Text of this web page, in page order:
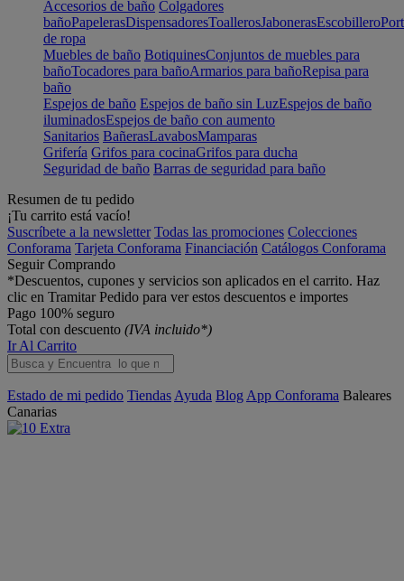
Accesorios de baño Colgadores
bañoPapelerasDispensadoresToallerosJabonerasEscobillero
de ropa
Muebles de baño BotiquinesConjuntos de muebles para
bañoTocadores para bañoArmarios para bañoRepisa para
baño
Espejos de baño Espejos de baño sin LuzEspejos de baño
iluminadosEspejos de baño con aumento
Sanitarios BañerasLavabosMamparas
Grifería Grifos para cocinaGrifos para ducha
Seguridad de baño Barras de seguridad para baño
Resumen de tu pedido
¡Tu carrito está vacío!
Suscríbete a la newsletter Todas las promociones Colecciones
Conforama Tarjeta Conforama Financiación Catálogos Conforama
Seguir Comprando
*Descuentos, cupones y servicios son aplicados en el carrito. Haz
clic en Tramitar Pedido para ver estos descuentos e importes
Pago 100% seguro
Total con descuento (IVA incluido*)
Ir Al Carrito
Estado de mi pedido Tiendas Ayuda Blog App Conforama Baleares
Canarias